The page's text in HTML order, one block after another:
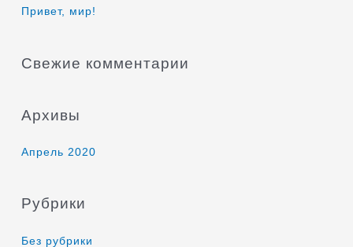
Привет, мир!
Свежие комментарии
Архивы
Апрель 2020
Рубрики
Без рубрики